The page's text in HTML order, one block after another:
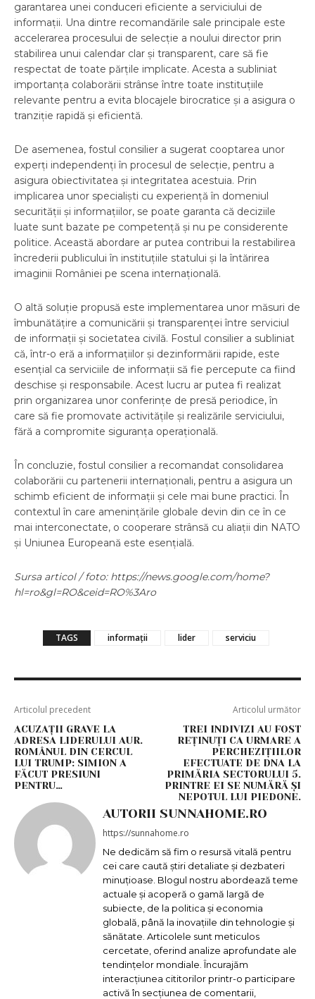
garantarea unei conduceri eficiente a serviciului de
informații. Una dintre recomandările sale principale este
accelerarea procesului de selecție a noului director prin
stabilirea unui calendar clar și transparent, care să fie
respectat de toate părțile implicate. Acesta a subliniat
importanța colaborării strânse între toate instituțiile
relevante pentru a evita blocajele birocratice și a asigura o
tranziție rapidă și eficientă.
De asemenea, fostul consilier a sugerat cooptarea unor
experți independenți în procesul de selecție, pentru a
asigura obiectivitatea și integritatea acestuia. Prin
implicarea unor specialiști cu experiență în domeniul
securității și informațiilor, se poate garanta că deciziile
luate sunt bazate pe competență și nu pe considerente
politice. Această abordare ar putea contribui la restabilirea
încrederii publicului în instituțiile statului și la întărirea
imaginii României pe scena internațională.
O altă soluție propusă este implementarea unor măsuri de
îmbunătățire a comunicării și transparenței între serviciul
de informații și societatea civilă. Fostul consilier a subliniat
că, într-o eră a informațiilor și dezinformării rapide, este
esențial ca serviciile de informații să fie percepute ca fiind
deschise și responsabile. Acest lucru ar putea fi realizat
prin organizarea unor conferințe de presă periodice, în
care să fie promovate activitățile și realizările serviciului,
fără a compromite siguranța operațională.
În concluzie, fostul consilier a recomandat consolidarea
colaborării cu partenerii internaționali, pentru a asigura un
schimb eficient de informații și cele mai bune practici. În
contextul în care amenințările globale devin din ce în ce
mai interconectate, o cooperare strânsă cu aliații din NATO
și Uniunea Europeană este esențială.
Sursa articol / foto: https://news.google.com/home?
hl=ro&gl=RO&ceid=RO%3Aro
TAGS informații lider serviciu
Articolul precedent
ACUZAȚII GRAVE LA
ADRESA LIDERULUI AUR.
ROMÂNUL DIN CERCUL
LUI TRUMP: SIMION A
FĂCUT PRESIUNI
PENTRU…
Articolul următor
TREI INDIVIZI AU FOST
REȚINUȚI CA URMARE A
PERCHEZIȚIILOR
EFECTUATE DE DNA LA
PRIMĂRIA SECTORULUI 5.
PRINTRE EI SE NUMĂRĂ ȘI
NEPOTUL LUI PIEDONE.
AUTORII SUNNAHOME.RO
https://sunnahome.ro
Ne dedicăm să fim o resursă vitală pentru
cei care caută știri detaliate și dezbateri
minuțioase. Blogul nostru abordează teme
actuale și acoperă o gamă largă de
subiecte, de la politica și economia
globală, până la inovațiile din tehnologie și
sănătate. Articolele sunt meticulos
cercetate, oferind analize aprofundate ale
tendințelor mondiale. Încurajăm
interacțiunea cititorilor printr-o participare
activă în secțiunea de comentarii,